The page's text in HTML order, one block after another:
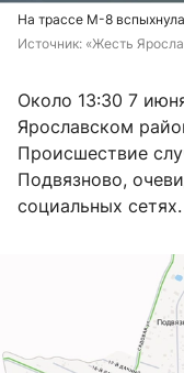
На трассе М-8
Источник: «Жесть
Около 13:30 7
Ярославском
Происшествие
Подвязново,
социальных сетях.